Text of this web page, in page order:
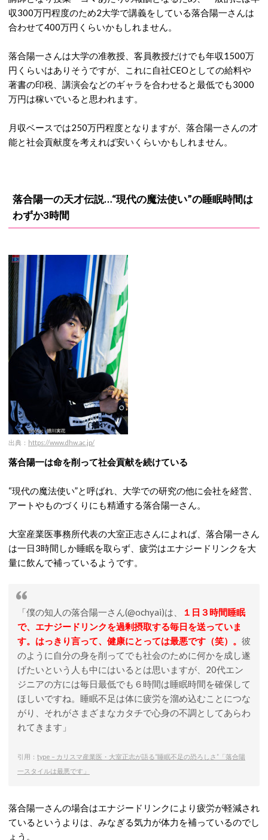
収300万円程度のため2大学で講義をしている落合陽一さんは
合わせて400万円くらいかもしれません。
落合陽一さんは大学の准教授、客員教授だけでも年収1500万
円くらいはありそうですが、これに自社CEOとしての給料や
著書の印税、講演会などのギャラを合わせると最低でも3000
万円は稼いでいると思われます。
月収ベースでは250万円程度となりますが、落合陽一さんの才
能と社会貢献度を考えれば安いくらいかもしれません。
落合陽一の天才伝説…“現代の魔法使い”の睡眠時間は
わずか3時間
出典： https://www.dhw.ac.jp/
落合陽一は命を削って社会貢献を続けている
“現代の魔法使い”と呼ばれ、大学での研究の他に会社を経営、
アートやものづくりにも精通する落合陽一さん。
大室産業医事務所代表の大室正志さんによれば、落合陽一さん
は一日3時間しか睡眠を取らず、疲労はエナジードリンクを大
量に飲んで補っているようです。
「僕の知人の落合陽一さん(@ochyai)は、
１日３時間睡眠
で、エナジードリンクを過剰摂取する毎日を送っていま
す。はっきり言って、健康にとっては最悪です（笑）。 彼
のように自分の身を削ってでも社会のために何かを成し遂
げたいという人も中にはいるとは思いますが、20代エン
ジニアの方には毎日最低でも６時間は睡眠時間を確保して
ほしいですね。睡眠不足は体に疲労を溜め込むことにつな
がり、それがさまざまなカタチで心身の不調としてあらわ
れてきます」
引用： type – カリスマ産業医・大室正志が語る“睡眠不足の恐ろしさ”「落合陽
一スタイルは最悪です」
落合陽一さんの場合はエナジードリンクにより疲労が軽減され
ているというよりは、みなぎる気力が体力を補っているのでし
ょう。